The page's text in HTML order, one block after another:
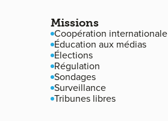
Missions
Coopération internationale
Éducation aux médias
Élections
Régulation
Sondages
Surveillance
Tribunes libres